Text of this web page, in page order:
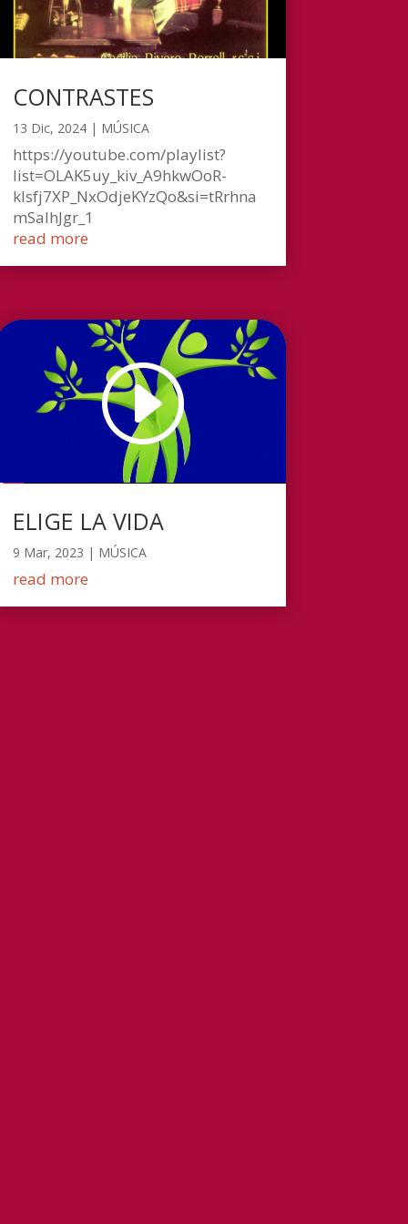
CONTRASTES
13 Dic, 2024| MÚSICA
https://youtube.com/playlist?
list=OLAK5uy_kiv_A9hkwOoR-
klsfj7XP_NxOdjeKYzQo&si=tRrhna
mSalhJgr_1
read more
ELIGE LA VIDA
9 Mar, 2023 | MÚSICA
read more